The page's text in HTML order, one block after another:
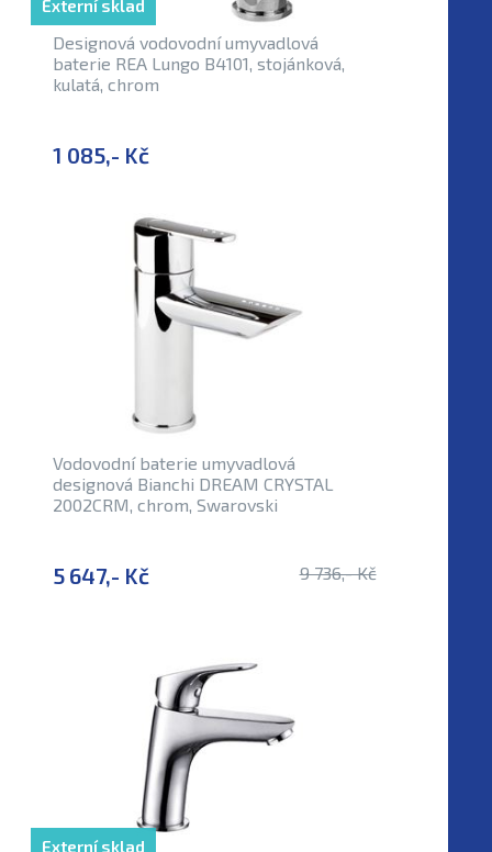
Designová vodovodní umyvadlová
baterie REA Lungo B4101, stojánková,
kulatá, chrom
1 085,- Kč
Externí sklad
Vodovodní baterie umyvadlová
designová Bianchi DREAM CRYSTAL
2002CRM, chrom, Swarovski
5 647,- Kč 9 736,- Kč
Externí sklad